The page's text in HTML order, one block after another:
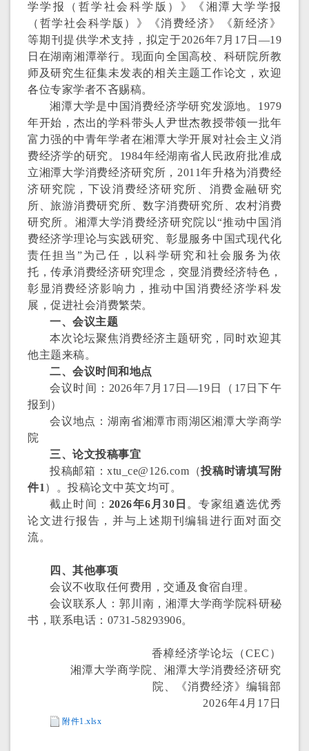
学学报（哲学社会科学版）》《湘潭大学学报
（哲学社会科学版）》《消费经济》《新经济》
等期刊提供学术支持 ，拟定于2026年7 月 17 日—19
日 在湖南湘潭举行。现面向全国高校、科研院所教
师及研究生征集未发表的相关主题工作论文，欢迎
各位专家学者不吝赐稿。
湘潭大学是中国消费经济学研究发源地。 1979
年开始，杰出的学科带头人尹世杰教授带领一批年
富力强的中青年学者在湘潭大学开展对社会主义消
费经济学的研究。 1984年经湖南省人民政府批准成
立湘潭大学消费经济研究所， 2011年升格为消费经
济研究院，下设消费经济研究所、消费金融研究
所、旅游消费研究所、数字消费研究所、农村消费
研究所。湘潭大学消费经济研究院以“推动中国消
费经济学理论与实践研究、彰显服务中国式现代化
责任担当”为己任，以科学研究和社会服务为依
托，传承消费经济研究理念，突显消费经济特色，
彰显消费经济影响力，推动中国消费经济学科发
展，促进社会消费繁荣。
一、 会议主题
本次论坛聚焦消费经济主题研究 ，同时欢迎其
他主题来稿。
二、会议时间和地点
会议时间： 2026年7 月 17 日—19 日（ 17 日下午
报到）
会议地点：湖南省湘潭市雨湖区湘潭大学商学
院
三、论文投稿事宜
投稿邮箱：xtu_ce@126.com （投稿时请填写附
件1 ）。 投稿论文中英文均可。
截止时间： 2026年6 月30 日 。专家组遴选优秀
论文进行报告 ，并与上述期刊编辑进行面对面交
流。
四 、 其他事项
会议不收取任何费用
，交通及食宿自理。
会议联系人
： 郭川南，湘潭大学商学院科研秘
书， 联系电话： 0731-58293906。
香樟经济学论坛（CEC ）
湘潭大学商学院
湘潭大学消费经济研究
院
、《消费经济》编辑部
2026年4 月 17 日
附件1.xlsx